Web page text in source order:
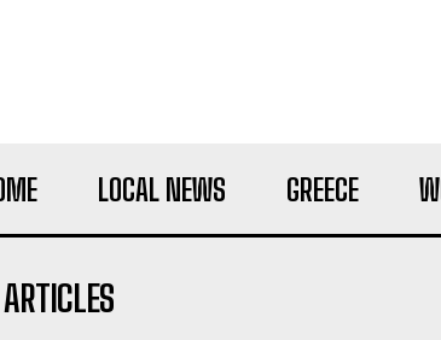
LOCAL NEWS GREECE